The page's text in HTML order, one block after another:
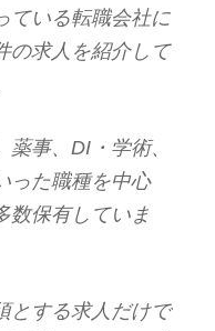
ている転職会社に
の求人を紹介して
事、DI・学術、
った職種を中心
数保有していま
とする求人だけで